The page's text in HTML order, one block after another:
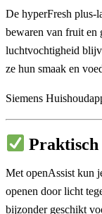
De hyperFresh plus-
bewaren van fruit en
luchtvochtigheid
ze hun smaak en
Siemens
Praktisch
Met openAssist kun
openen door licht
bijzonder geschikt